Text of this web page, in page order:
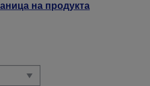
на продукта